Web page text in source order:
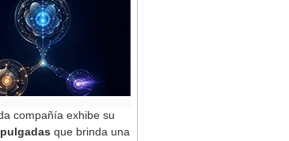
compañía exhibe su
que brinda una